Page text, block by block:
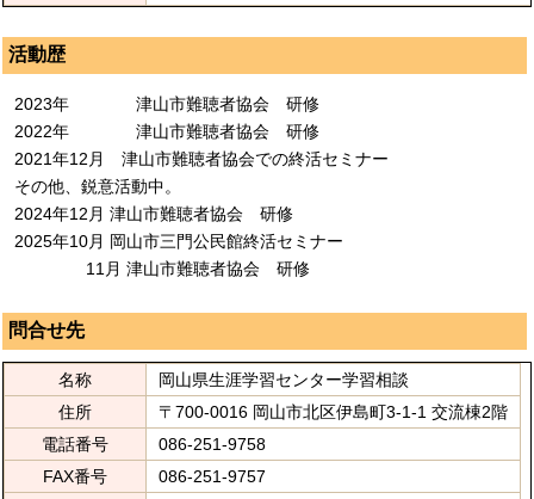
活動歴
2023年 津山市難聴者協会 研修
2022年 津山市難聴者協会 研修
2021年12月 津山市難聴者協会での終活セミナー
その他、鋭意活動中。
2024年12月 津山市難聴者協会 研修
2025年10月 岡山市三門公民館終活セミナー
11月 津山市難聴者協会 研修
問合せ先
名称
岡山県生涯学習センター学習相談
住所
〒700-0016 岡山市北区伊島町3-1-1 交流棟2階
電話番号
086-251-9758
FAX番号
086-251-9757